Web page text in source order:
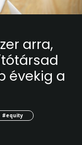
arra,
évekig a
#equity